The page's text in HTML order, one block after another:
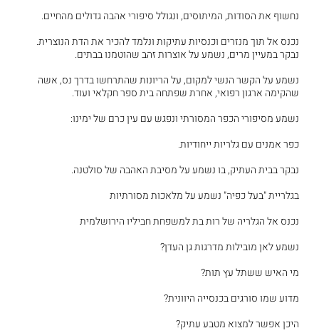
נחשוף את הסודות, המיתוסים, ונגולל סיפורי אהבה גדולים מהחיים.
נכנס אל תוך מנזרים וכנסיות עתיקות ונלמד להכיר את הדת הנוצרית.
נבקר במעיין מרים, נשמע על אוצרות זהב שהוטמנו בבתים.
נשמע על הקשר הנשי למקום, על הריונות שהתרחשו בדרך נס, אשה
שהקימה ארגון רפואי, אחרת שפתחה בית ספר חקלאי ועוד.
נשמע מסיפורי הכפר המסורתי ונפגש עם עין כרם של ימינו:
כפר אמנים עם גלריות ייחודיות.
נבקר בבית העתיק, בו נשמע על מסיבת האהבה של סולטנה.
בגלריית "בעל כפיה" נשמע על מלאכות מסורתיות
נכנס אל הגלריה של רות בת למשפחת חביליו הירושלמית
נשמע לאן מובילות מדרגות גן העדן?
מי האיש ששתל עץ תות?
מדוע שמו סורגים בכנסייה היוונית?
היכן אפשר למצוא מטבע עתיק?